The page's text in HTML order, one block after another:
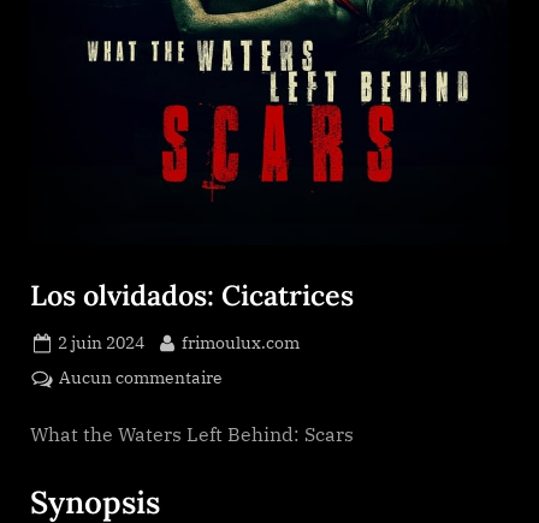
Los olvidados: Cicatrices
Posted
on
2 juin 2024 By
frimoulux.com
Aucun commentaire
olvidados:
What the Waters Left Behind: Scars
Synopsis